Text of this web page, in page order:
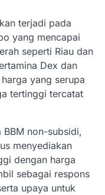
terjadi pada
yang mencapai
seperti Riau dan
Dex dan
yang serupa
tertinggi tercatat
BBM non-subsidi,
menyediakan
dengan harga
sebagai respons
upaya untuk